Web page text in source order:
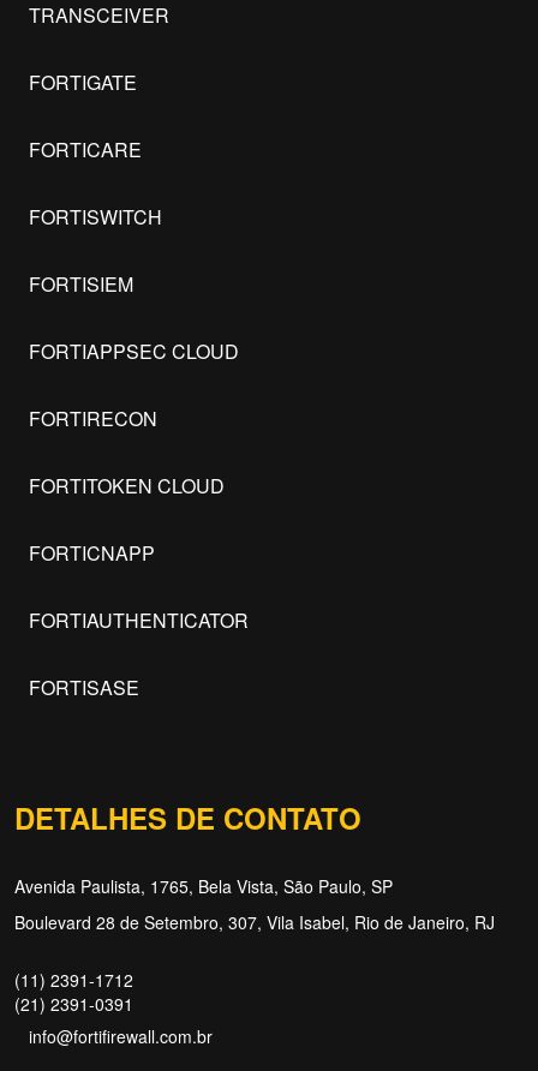
TRANSCEIVER
FORTIGATE
FORTICARE
FORTISWITCH
FORTISIEM
FORTIAPPSEC CLOUD
FORTIRECON
FORTITOKEN CLOUD
FORTICNAPP
FORTIAUTHENTICATOR
FORTISASE
DETALHES DE CONTATO
Avenida Paulista, 1765, Bela Vista, São Paulo, SP
Boulevard 28 de Setembro, 307, Vila Isabel, Rio de Janeiro, RJ
(11) 2391-1712
(21) 2391-0391
info@fortifirewall.com.br